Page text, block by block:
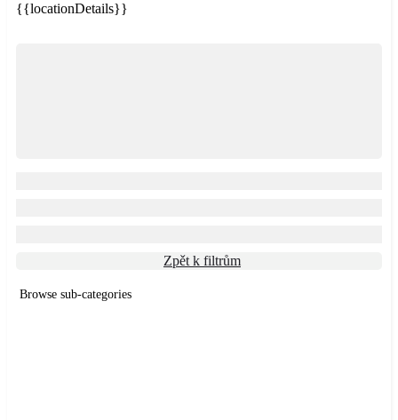
{{locationDetails}}
Zpět k filtrům
Browse sub-categories